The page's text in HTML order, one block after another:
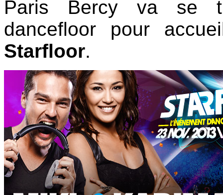
Paris Bercy va se
dancefloor pour
Starfloor.